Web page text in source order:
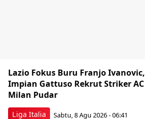
Liga Italia
Lazio Fokus Buru Franjo Ivanovic,
Impian Gattuso Rekrut Striker AC
Milan Pudar
Sabtu, 8 Agu 2026 - 06:41